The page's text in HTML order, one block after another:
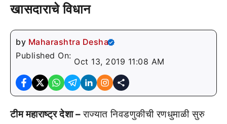
खासदाराचे विधान
by Maharashtra Desha
Published On:
Oct 13, 2019 11:08 AM
टीम महाराष्ट्र देशा –राज्यात निवडणुकीची रणधुमाळी सुरु